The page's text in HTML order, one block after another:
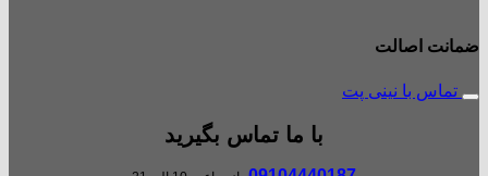
ضمانت اصالت
تماس با نینی پت
با ما تماس بگیرید